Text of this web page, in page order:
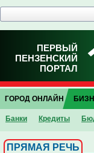
ПЕРВЫЙ
ПЕНЗЕНСКИЙ
ПОРТАЛ
ГОРОД ОНЛАЙН
Банки Кредиты
ПРЯМАЯ РЕЧЬ